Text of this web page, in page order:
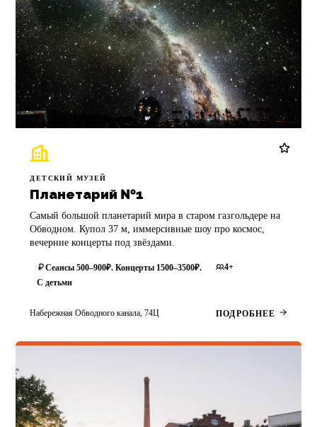
ДЕТСКИЙ МУЗЕЙ
Планетарий №1
Самый большой планетарий мира в старом газгольдере на
Обводном. Купол 37 м, иммерсивные шоу про космос,
вечерние концерты под звёздами.
Сеансы 500–900₽. Концерты 1500–3500₽.
4+
С детьми
Набережная Обводного канала, 74Ц ПОДРОБНЕЕ